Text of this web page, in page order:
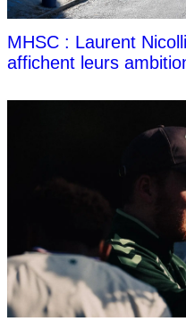
MHSC : Laurent
affichent leurs